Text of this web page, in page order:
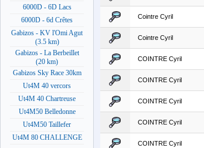
6000D - 6D Lacs
6000D - 6d Crêtes
Gabizos - KV l'Omi Agut
(3.5 km)
Gabizos - La Berbeillet
(20 km)
Gabizos Sky Race 30km
Ut4M 40 vercors
Ut4M 40 Chartreuse
Ut4M50 Belledonne
Ut4M50 Taillefer
Ut4M 80 CHALLENGE
Cointre Cyril
Cointre Cyril
COINTRE Cyril
COINTRE Cyril
COINTRE Cyril
COINTRE Cyril
COINTRE Cyril